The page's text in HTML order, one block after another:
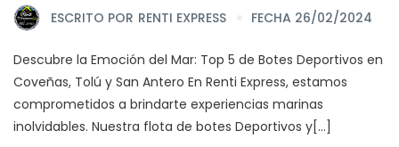
ESCRITO POR RENTI EXPRESS FECHA 26/02/2024
Descubre la Emoción del Mar: Top 5 de Botes Deportivos en
Coveñas, Tolú y San Antero En Renti Express, estamos
comprometidos a brindarte experiencias marinas
inolvidables. Nuestra flota de botes Deportivos y[...]